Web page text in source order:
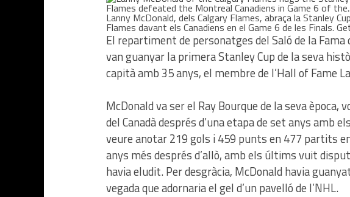
Lanny McDonald, dels Calgary Flames, abraça la Stanley
Flames davant els Canadiens en el Game 6 de les Finals.
El repartiment de personatges del Saló de la
van guanyar la primera Stanley Cup de la seva
capità amb 35 anys, el membre de l’Hall of Fame
McDonald va ser el Ray Bourque de la seva
del Canadà després d’una etapa de set anys amb els
veure anotar 219 gols i 459 punts en 477 partits
anys més després d’allò, amb els últims vuit
havia eludit. Per desgràcia, McDonald havia
vegada que adornaria el gel d’un pavelló de l’NHL.